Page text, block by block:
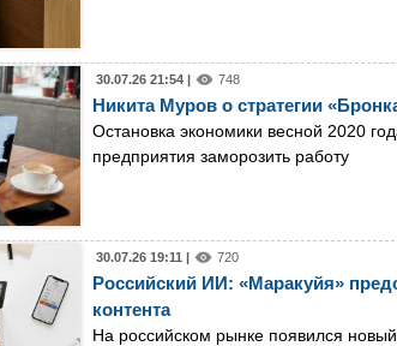
30.07.26 21:54 | 748
Никита Муров о стратегии
Остановка экономики весной 2020
предприятия заморозить работу
30.07.26 19:11 | 720
Российский ИИ: «Маракуйя»
контента
На российском рынке появился